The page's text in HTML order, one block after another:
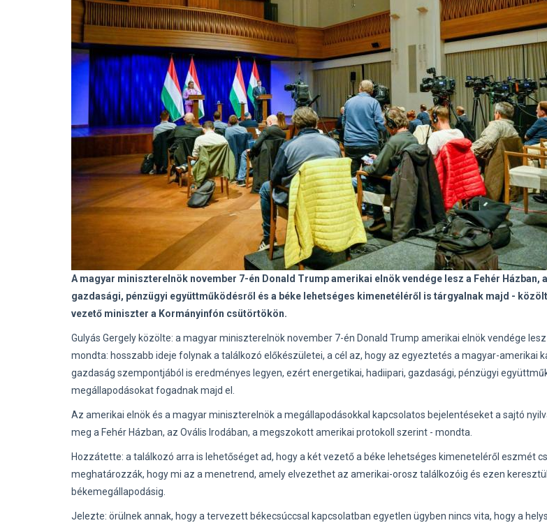
A magyar miniszterelnök november 7-én Donald Trump amerikai elnök vendége lesz a Fehér Házban,
gazdasági, pénzügyi együttműködésről és a béke lehetséges kimenetéléről is tárgyalnak majd -
vezető miniszter a Kormányinfón csütörtökön.
Gulyás Gergely közölte: a magyar miniszterelnök november 7-én Donald Trump amerikai elnök vendége
mondta: hosszabb ideje folynak a találkozó előkészületei, a cél az, hogy az egyeztetés a magyar-amerikai
gazdaság szempontjából is eredményes legyen, ezért energetikai, hadiipari, gazdasági, pénzügyi
megállapodásokat fogadnak majd el.
Az amerikai elnök és a magyar miniszterelnök a megállapodásokkal kapcsolatos bejelentéseket a sajtó
meg a Fehér Házban, az Ovális Irodában, a megszokott amerikai protokoll szerint - mondta.
Hozzátette: a találkozó arra is lehetőséget ad, hogy a két vezető a béke lehetséges kimeneteléről eszmét
meghatározzák, hogy mi az a menetrend, amely elvezethet az amerikai-orosz találkozóig és ezen
békemegállapodásig.
Jelezte: örülnek annak, hogy a tervezett békecsúccsal kapcsolatban egyetlen ügyben nincs vita, hogy a